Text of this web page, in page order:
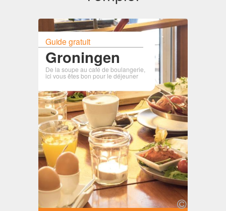
Guide gratuit
Groningen
De la soupe au café de boulangerie,
ici vous êtes bon pour le déjeuner